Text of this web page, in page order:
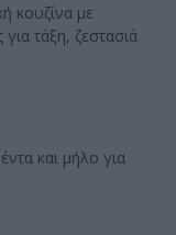
κουζίνα με
τάξη, ζεστασιά
και μήλο για